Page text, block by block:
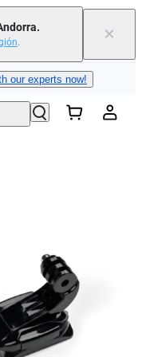
. ×
| Envío gratuito
our experts now!
| Envío gratuito